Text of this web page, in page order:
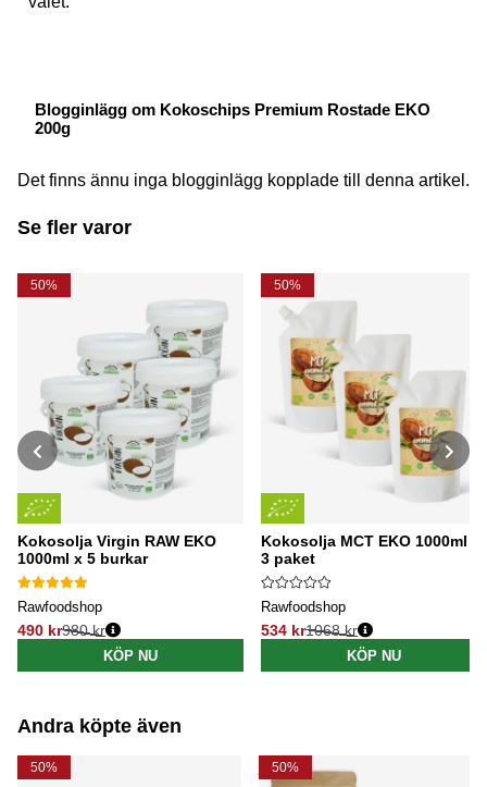
Blogginlägg om Kokoschips Premium Rostade EKO
200g
Det finns ännu inga blogginlägg kopplade till denna artikel.
Se fler varor
50%
Kokosolja Virgin RAW EKO
1000ml x 5 burkar
Rawfoodshop
490 kr
Ordinarie pris:
980 kr
KÖP NU
50%
Kokosolja MCT EKO 1000ml x
3 paket
Rawfoodshop
534 kr
Ordinarie pris:
1068 kr
KÖP NU
Andra köpte även
50% 50%